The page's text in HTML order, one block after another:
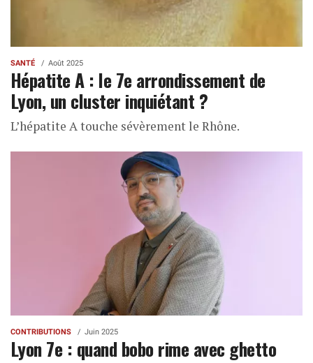
SANTÉ Août 2025
Hépatite A : le 7e arrondissement de
Lyon, un cluster inquiétant ?
L’hépatite A touche sévèrement le Rhône.
CONTRIBUTIONS Juin 2025
Lyon 7e : quand bobo rime avec ghetto